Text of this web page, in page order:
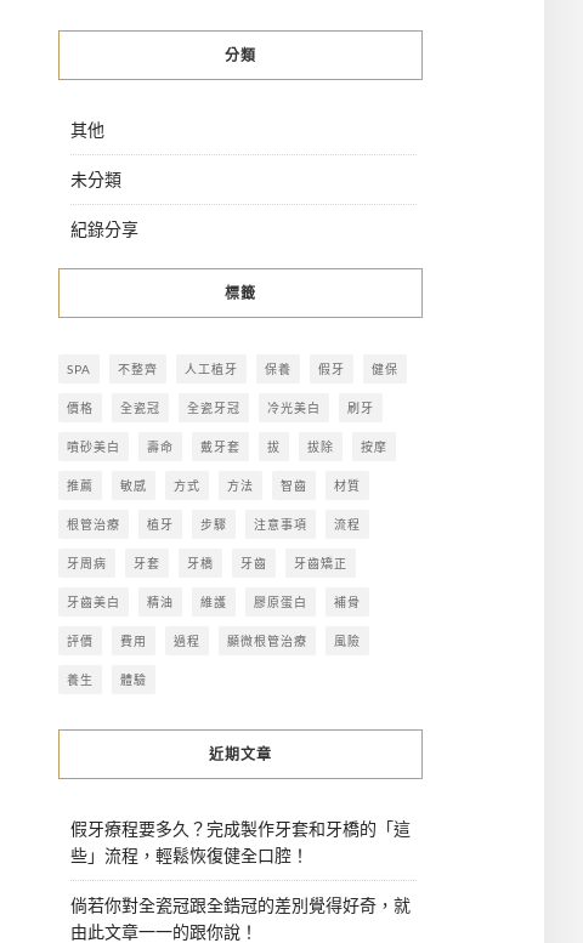
分類
其他
未分類
紀錄分享
標籤
SPA 不整齊 人工植牙 保養 假牙 健保
價格 全瓷冠 全瓷牙冠 冷光美白 刷牙
噴砂美白 壽命 戴牙套 拔 拔除 按摩
推薦 敏感 方式 方法 智齒 材質
根管治療 植牙 步驟 注意事項 流程
牙周病 牙套 牙橋 牙齒 牙齒矯正
牙齒美白 精油 維護 膠原蛋白 補骨
評價 費用 過程 顯微根管治療 風險
養生 體驗
近期文章
假牙療程要多久？完成製作牙套和牙橋的「這
些」流程，輕鬆恢復健全口腔！
倘若你對全瓷冠跟全鋯冠的差別覺得好奇，就
由此文章一一的跟你說！